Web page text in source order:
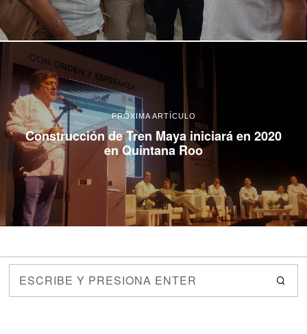
PRÓXIMA ARTÍCULO
Construcción de Tren Maya iniciará en 2020
en Quintana Roo